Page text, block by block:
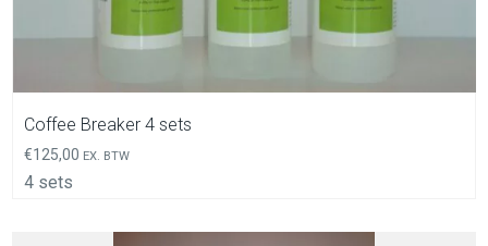
Coffee Breaker 4 sets
€125,00 EX. BTW
4 sets